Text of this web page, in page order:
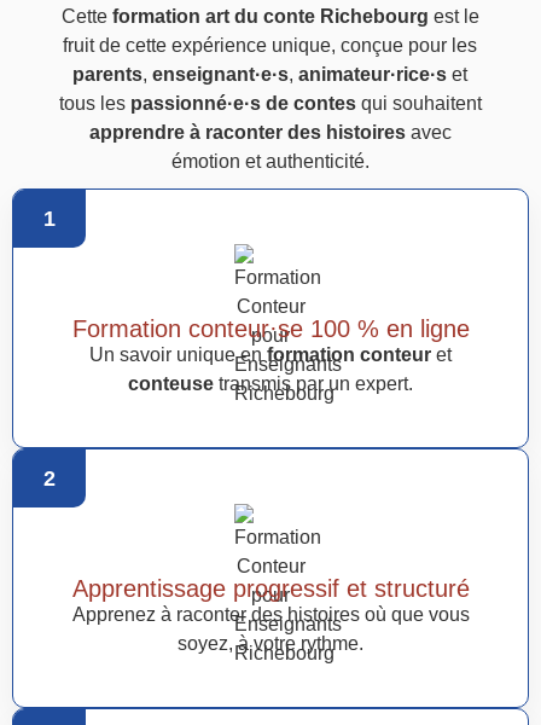
Cette formation art du conte Richebourg est le
fruit de cette expérience unique, conçue pour les
parents,enseignant·e·s,animateur·rice·s et
tous les passionné·e·s de contesqui souhaitent
apprendre à raconter des histoiresavec
émotion et authenticité.
1
Formation conteur·se 100 % en ligne
Un savoir unique en formation conteur et
conteuse transmis par un expert.
2
Apprentissage progressif et structuré
Apprenez à raconter des histoires où que vous
soyez, à votre rythme.